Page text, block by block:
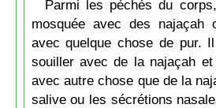
Parmi les péchés du
mosquée avec des najaçah
avec quelque chose de pur.
souiller avec de la najaçah
avec autre chose que de la
salive ou les sécrétions